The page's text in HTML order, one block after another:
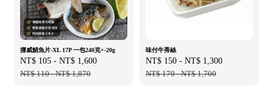
挪威鯖魚片-XL 17P 一包240克+-20g
Sale
price
NT$ 105 - NT$ 1,600
NT$ 110-NT$ 1,870
味付牛蒡絲
Sale
price
NT$ 150 - NT$ 1,300
NT$ 170-NT$ 1,700